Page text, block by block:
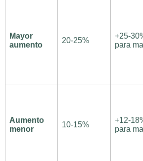
Mayor
aumento
20-25%
+25-
para
Aumento
menor
10-15%
+12-
para